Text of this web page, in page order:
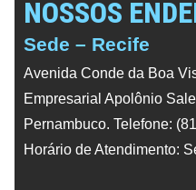
NOSSOS
Sede – Recife
Avenida Conde da Boa
Empresarial Apolônio
Pernambuco. Telefone:
Horário de Atendimento: